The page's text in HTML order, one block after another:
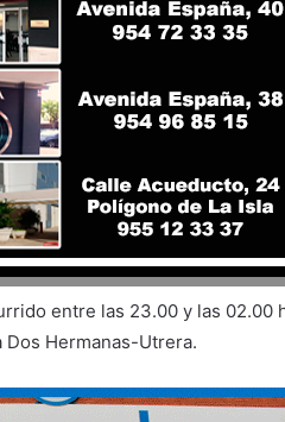
entre las 23.00 y las 02.00
Hermanas-Utrera.